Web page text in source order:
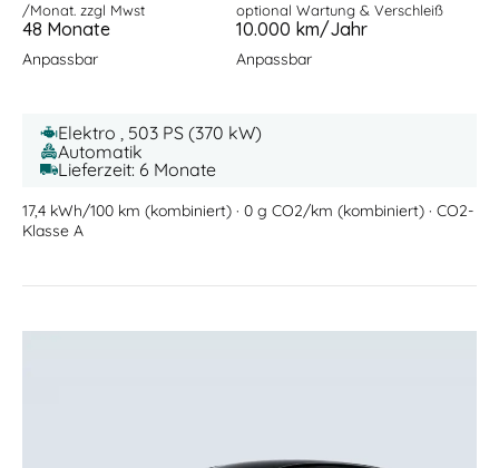
/Monat. zzgl Mwst optional Wartung & Verschleiß
48 Monate
Anpassbar
10.000 km/Jahr
Anpassbar
Elektro , 503 PS (370 kW)
Automatik
Lieferzeit: 6 Monate
17,4 kWh/100 km (kombiniert) · 0 g CO2/km (kombiniert) · CO2-
Klasse A